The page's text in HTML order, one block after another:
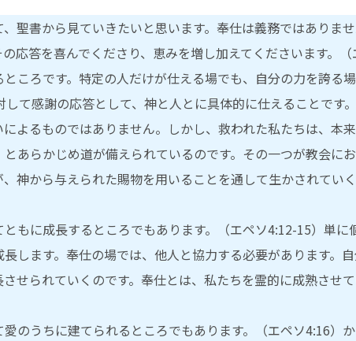
聖書から見ていきたいと思います。奉仕は義務ではありま
応答を喜んでくださり、恵みを増し加えてくださいます。
ころです。特定の人だけが仕える場でも、自分の力を誇る
て感謝の応答として、神と人とに具体的に仕えることです
よるものではありません。しかし、救われた私たちは、本
とあらかじめ道が備えられているのです。その一つが教会に
神から与えられた賜物を用いることを通して生かされてい
もに成長するところでもあります。（エペソ4:12-15）単
します。奉仕の場では、他人と協力する必要があります。
せられていくのです。奉仕とは、私たちを霊的に成熟させ
のうちに建てられるところでもあります。（エペソ4:16）